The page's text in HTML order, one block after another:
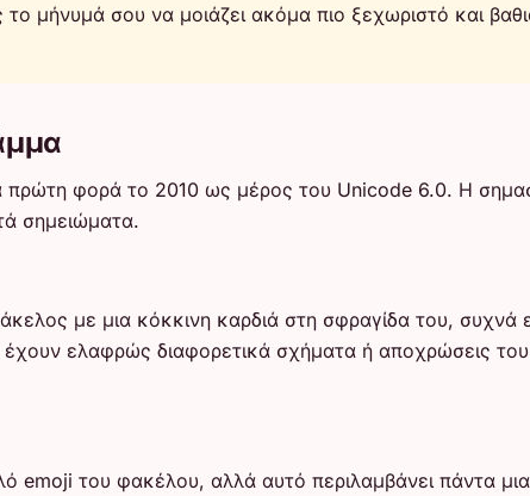
μήνυμά σου να μοιάζει ακόμα πιο ξεχωριστό και
φορά το 2010 ως μέρος του Unicode 6.0. Η
σημειώματα.
με μια κόκκινη καρδιά στη σφραγίδα του, συχνά
ελαφρώς διαφορετικά σχήματα ή αποχρώσεις
emoji του φακέλου, αλλά αυτό περιλαμβάνει πάντα